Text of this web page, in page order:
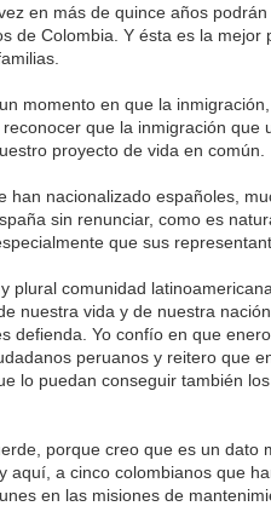
en más de quince años
de Colombia. Y ésta es la
momento en que la
que la inmigración que
proyecto de vida en común.
han nacionalizado españoles,
sin renunciar, como es
que sus
plural comunidad
nuestra vida y de nuestra
defienda. Yo confío en que
peruanos y reitero que
lo puedan conseguir también
porque creo que es un dato
aquí, a cinco colombianos que
en las misiones de